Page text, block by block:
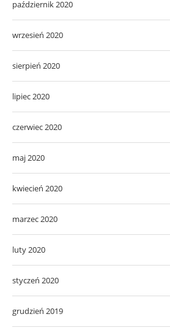
październik 2020
wrzesień 2020
sierpień 2020
lipiec 2020
czerwiec 2020
maj 2020
kwiecień 2020
marzec 2020
luty 2020
styczeń 2020
grudzień 2019